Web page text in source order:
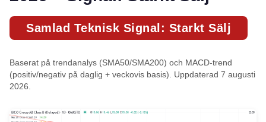
Samlad Teknisk Signal: Starkt Sälj
Baserat på trendanalys (SMA50/SMA200) och MACD-trend
(positiv/negativ på daglig + veckovis basis). Uppdaterad 7 augusti
2026.